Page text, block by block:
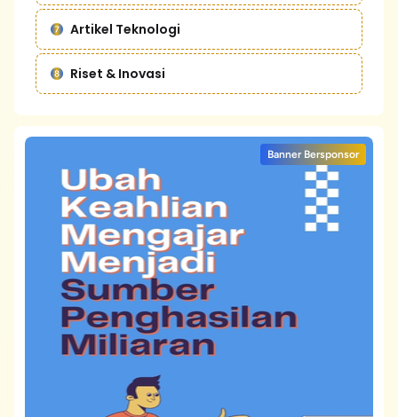
Artikel Teknologi
Riset & Inovasi
Banner Bersponsor